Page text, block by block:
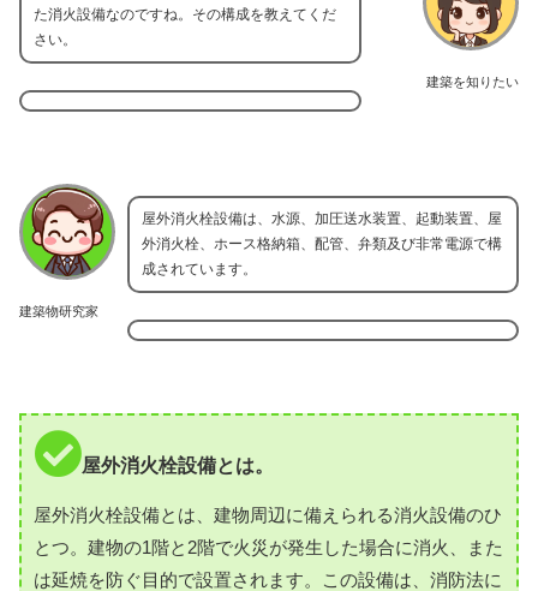
建築を知りたい
た消火設備なのですね。その構成を教えてくだ
さい。
建築物研究家
屋外消火栓設備は、水源、加圧送水装置、起動装置、屋
外消火栓、ホース格納箱、配管、弁類及び非常電源で構
成されています。
屋外消火栓設備とは。
屋外消火栓設備とは、建物周辺に備えられる消火設備のひ
とつ。建物の1階と2階で火災が発生した場合に消火、また
は延焼を防ぐ目的で設置されます。この設備は、消防法に